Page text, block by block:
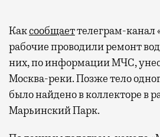
Каксообщаеттелеграм-канал
рабочие проводили ремонт
них, по информации МЧС,
Москва-реки. Позже тело
было найдено в коллекторе в
Марьинский Парк.